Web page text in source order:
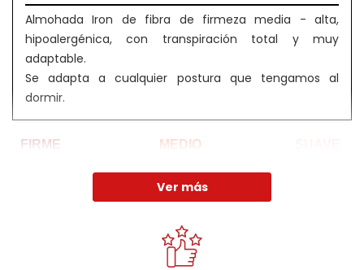
Almohada Iron de fibra de firmeza media - alta,
hipoalergénica, con transpiración total y muy
adaptable.
Se adapta a cualquier postura que tengamos al
dormir.
FIRME MEDIO
Ver más